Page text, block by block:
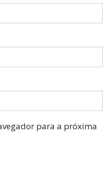
para a próxima